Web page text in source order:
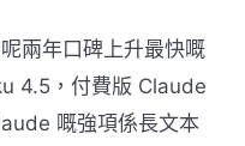
兩年口碑上升最快嘅
4.5，付費版 Claude
嘅強項係長文本